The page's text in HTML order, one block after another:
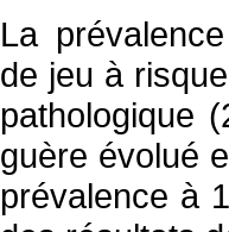
La
de jeu à
pathologique
guère évolué
prévalence à